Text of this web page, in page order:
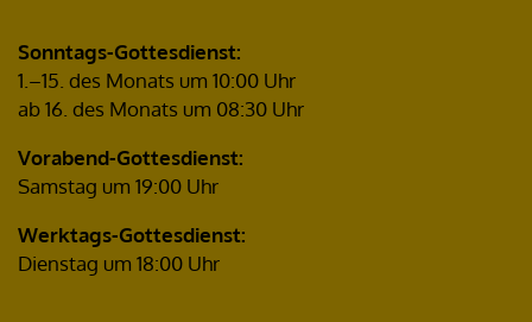
Sonntags-Gottesdienst:
1.–15. des Monats um 10:00 Uhr
ab 16. des Monats um 08:30 Uhr
Vorabend-Gottesdienst:
Samstag um 19:00 Uhr
Werktags-Gottesdienst:
Dienstag um 18:00 Uhr